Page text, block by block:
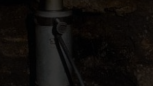
ERKA-PFAHL MIT
FEDERELEMENT
Anforderungen lässt sich der ERKA-